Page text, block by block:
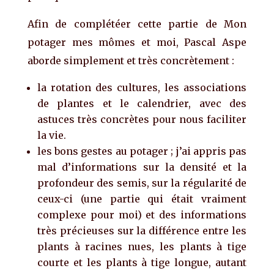
Afin de complétéer cette partie de Mon
potager mes mômes et moi, Pascal Aspe
aborde simplement et très concrètement :
la rotation des cultures, les associations
de plantes et le calendrier, avec des
astuces très concrètes pour nous faciliter
la vie.
les bons gestes au potager ; j’ai appris pas
mal d’informations sur la densité et la
profondeur des semis, sur la régularité de
ceux-ci (une partie qui était vraiment
complexe pour moi) et des informations
très précieuses sur la différence entre les
plants à racines nues, les plants à tige
courte et les plants à tige longue, autant